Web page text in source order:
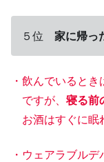
５位 家に帰っ
・飲んでいると
ですが、 寝る前
お酒はすぐに眠
・ウェアラブル